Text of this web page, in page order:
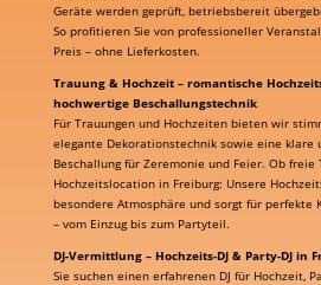
Geräte werden geprüft, betriebsbereit
So profitieren Sie von professioneller
Preis – ohne Lieferkosten.
Trauung & Hochzeit – romantische
hochwertige Beschallungstechnik
Für Trauungen und Hochzeiten bieten wir
elegante Dekorationstechnik sowie eine klare
Beschallung für Zeremonie und Feier. Ob freie
Hochzeitslocation in Freiburg: Unsere
besondere Atmosphäre und sorgt für perfekte
– vom Einzug bis zum Partyteil.
DJ-Vermittlung – Hochzeits-DJ & Party-DJ in
Sie suchen einen erfahrenen DJ für Hochzeit,